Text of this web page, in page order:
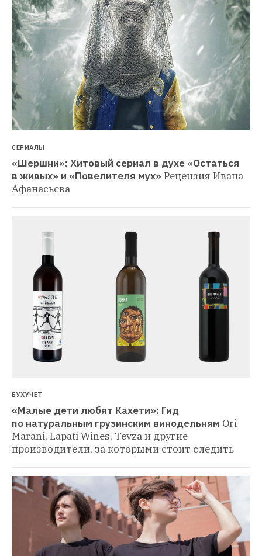
СЕРИАЛЫ
«Шершни»: Хитовый сериал в духе «Остаться
в живых» и «Повелителя мух» Рецензия Ивана
Афанасьева
БУХУЧЕТ
«Малые дети любят Кахети»: Гид
по натуральным грузинским винодельням Ori
Marani, Lapati Wines, Tevza и другие
производители, за которыми стоит следить